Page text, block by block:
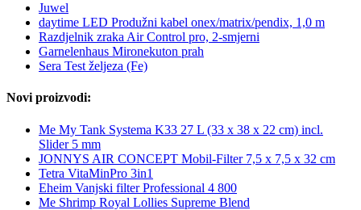
Juwel
daytime LED Produžni kabel onex/matrix/pendix, 1,0 m
Razdjelnik zraka Air Control pro, 2-smjerni
Garnelenhaus Mironekuton prah
Sera Test željeza (Fe)
Novi proizvodi:
Me My Tank Systema K33 27 L (33 x 38 x 22 cm) incl.
Slider 5 mm
JONNYS AIR CONCEPT Mobil-Filter 7,5 x 7,5 x 32 cm
Tetra VitaMinPro 3in1
Eheim Vanjski filter Professional 4 800
Me Shrimp Royal Lollies Supreme Blend